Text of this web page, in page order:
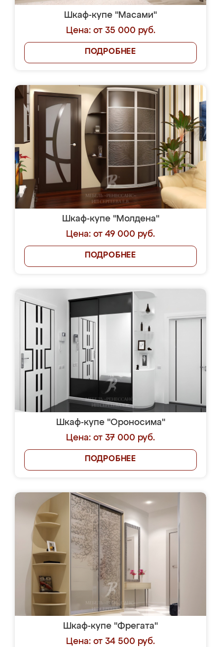
Шкаф-купе "Масами"
Цена: от 35 000 руб.
ПОДРОБНЕЕ
Шкаф-купе "Молдена"
Цена: от 49 000 руб.
ПОДРОБНЕЕ
Шкаф-купе "Ороносима"
Цена: от 37 000 руб.
ПОДРОБНЕЕ
Шкаф-купе "Фрегата"
Цена: от 34 500 руб.